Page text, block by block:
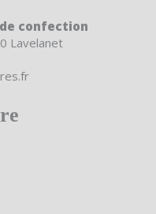
confection
Lavelanet